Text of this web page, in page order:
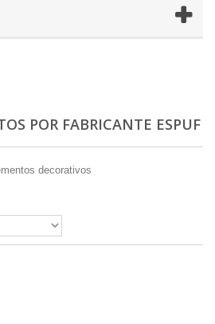
POR FABRICANTE ESPUF
decorativos